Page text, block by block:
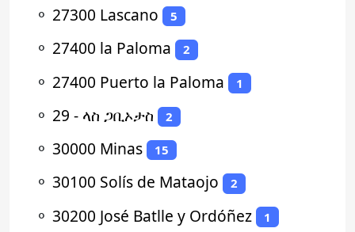
⚬ 27300 Lascano 5
⚬ 27400 la Paloma 2
⚬ 27400 Puerto la Paloma 1
⚬ 29 - ላስ ጋቢኦታስ 2
⚬ 30000 Minas 15
⚬ 30100 Solís de Mataojo 2
⚬ 30200 José Batlle y Ordóñez 1